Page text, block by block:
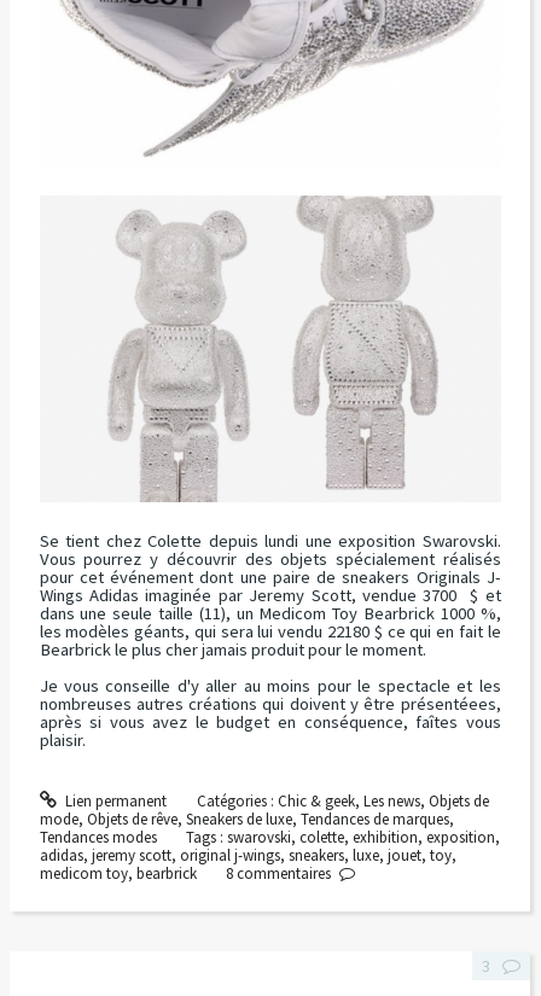
Se tient chez Colette depuis lundi une exposition Swarovski.
Vous pourrez y découvrir des objets spécialement réalisés
pour cet événement dont une paire de sneakers Originals J-
Wings Adidas imaginée par Jeremy Scott, vendue 3700 $ et
dans une seule taille (11), un Medicom Toy Bearbrick 1000 %,
les modèles géants, qui sera lui vendu 22180 $ ce qui en fait le
Bearbrick le plus cher jamais produit pour le moment.
Je vous conseille d'y aller au moins pour le spectacle et les
nombreuses autres créations qui doivent y être présentéees,
après si vous avez le budget en conséquence, faîtes vous
plaisir.
Lien permanent Catégories : Chic & geek, Les news, Objets de
mode, Objets de rêve, Sneakers de luxe, Tendances de marques,
Tendances modes
Tags :swarovski,colette,exhibition,exposition,
adidas, jeremy scott, original j-wings, sneakers, luxe, jouet, toy,
medicom toy, bearbrick 8commentaires
3